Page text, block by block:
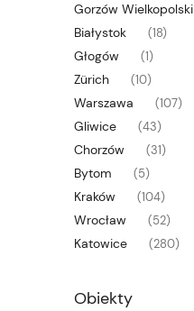
Gorzów Wielkopolski
Białystok (18)
Głogów (1)
Zürich (10)
Warszawa (107)
Gliwice (43)
Chorzów (31)
Bytom (5)
Kraków (104)
Wrocław (52)
Katowice (280)
Obiekty